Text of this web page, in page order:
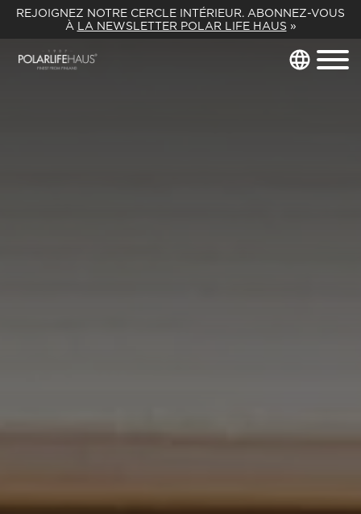
REJOIGNEZ NOTRE CERCLE INTÉRIEUR. ABONNEZ-VOUS
À LA NEWSLETTER POLAR LIFE HAUS »